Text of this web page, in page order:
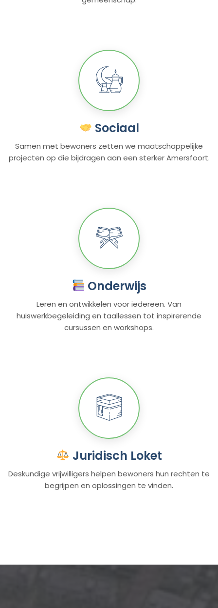
Sociaal
Samen met bewoners zetten we maatschappelijke
projecten op die bijdragen aan een sterker Amersfoort.
Onderwijs
Leren en ontwikkelen voor iedereen. Van
huiswerkbegeleiding en taallessen tot inspirerende
cursussen en workshops.
Juridisch Loket
Deskundige vrijwilligers helpen bewoners hun rechten te
begrijpen en oplossingen te vinden.